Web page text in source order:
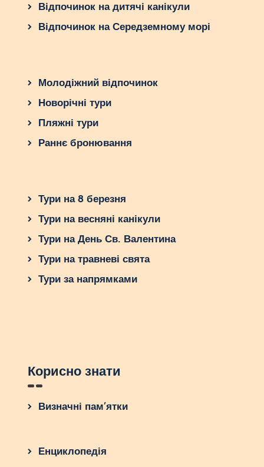
Відпочинок на дитячі канікули
Відпочинок на Середземному морі
Молодіжний відпочинок
Новорічні тури
Пляжні тури
Раннє бронювання
Тури на 8 березня
Тури на весняні канікули
Тури на День Св. Валентина
Тури на травневі свята
Тури за напрямками
Корисно знати
Визначні пам’ятки
Енциклопедія